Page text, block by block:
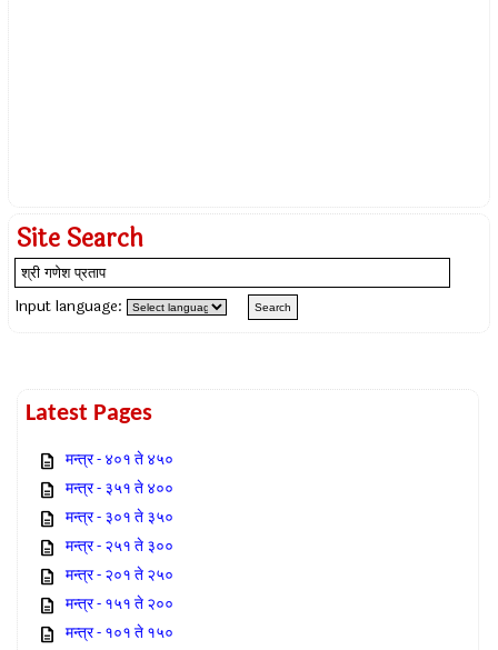
Site Search
Input language:
Latest Pages
मन्त्र - ४०१ ते ४५०
मन्त्र - ३५१ ते ४००
मन्त्र - ३०१ ते ३५०
मन्त्र - २५१ ते ३००
मन्त्र - २०१ ते २५०
मन्त्र - १५१ ते २००
मन्त्र - १०१ ते १५०